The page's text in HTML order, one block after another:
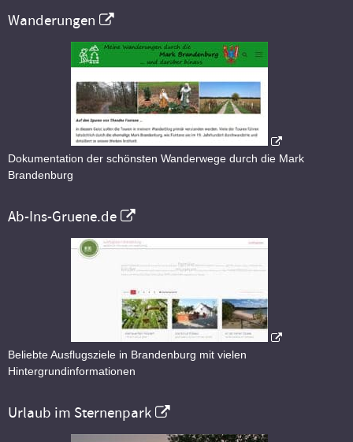
Wanderungen
Dokumentation der schönsten Wanderwege durch die Mark
Brandenburg
Ab-Ins-Gruene.de
Beliebte Ausflugsziele in Brandenburg mit vielen
Hintergrundinformationen
Urlaub im Sternenpark